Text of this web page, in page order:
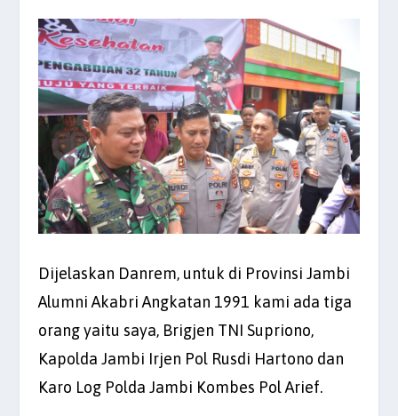
Dijelaskan Danrem, untuk di Provinsi Jambi
Alumni Akabri Angkatan 1991 kami ada tiga
orang yaitu saya, Brigjen TNI Supriono,
Kapolda Jambi Irjen Pol Rusdi Hartono dan
Karo Log Polda Jambi Kombes Pol Arief.